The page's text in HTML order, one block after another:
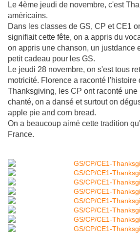
Le 4ème jeudi de novembre, c'est
américains.
Dans les classes de GS, CP et CE1
signifiait cette fête, on a appris du
on appris une chanson, un justdance
petit cadeau pour les GS.
Le jeudi 28 novembre, on s'est tous
motricité. Florence a raconté l'histoire
Thanksgiving, les CP ont raconté une
chanté, on a dansé et surtout on
apple pie and corn bread.
On a beaucoup aimé cette tradition
France.